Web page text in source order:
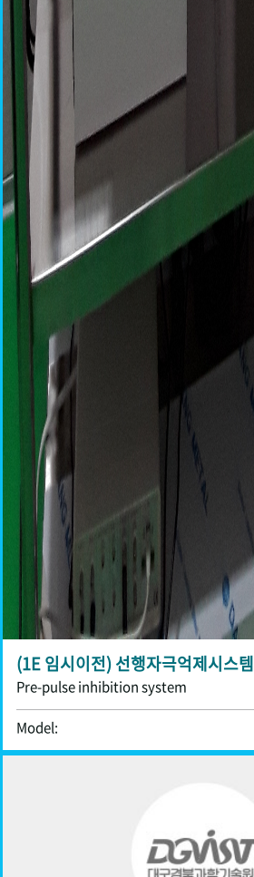
(1E 임시이전) 선행자극억제시스템
Pre-pulse inhibition system
Model: